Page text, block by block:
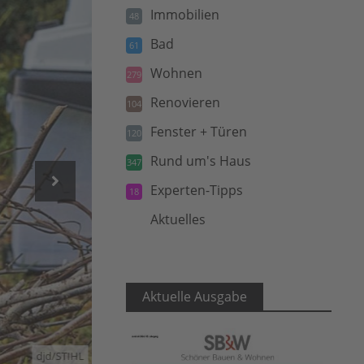
djd/STIHL
48 Immobilien
61 Bad
279 Wohnen
104 Renovieren
120 Fenster + Türen
347 Rund um's Haus
18 Experten-Tipps
Aktuelles
Aktuelle Ausgabe